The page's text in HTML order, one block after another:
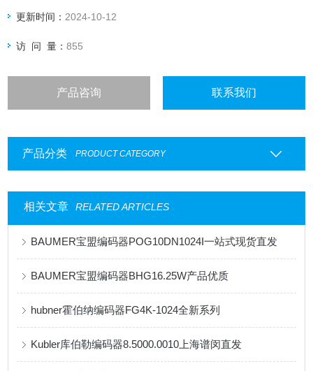
渠道广: 除了现货，我们跟欧洲许多有直接的业务关系，使我
们可以采购到由于保护而不能报价的品。
更新时间： 2024-10-12
访 问 量：855
产品咨询 联系我们
产品分类 PRODUCT CATEGORY
相关文章 RELATED ARTICLES
BAUMER宝盟编码器POG10DN1024I一站式现货直发
BAUMER宝盟编码器BHG16.25W产品优质
hubner霍伯纳编码器FG4K-1024全新系列
Kubler库伯勒编码器8.5000.0010上海谱闵直发